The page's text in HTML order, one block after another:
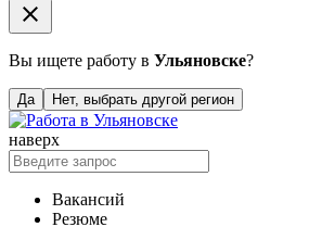
close
Вы ищете работу в Ульяновске?
Да Нет, выбрать другой регион
наверх
Вакансий
Резюме